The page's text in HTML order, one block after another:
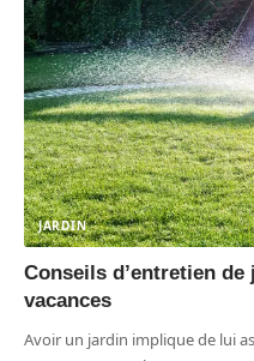
JARDIN
Conseils d’entretien
vacances
Avoir un jardin implique de lui